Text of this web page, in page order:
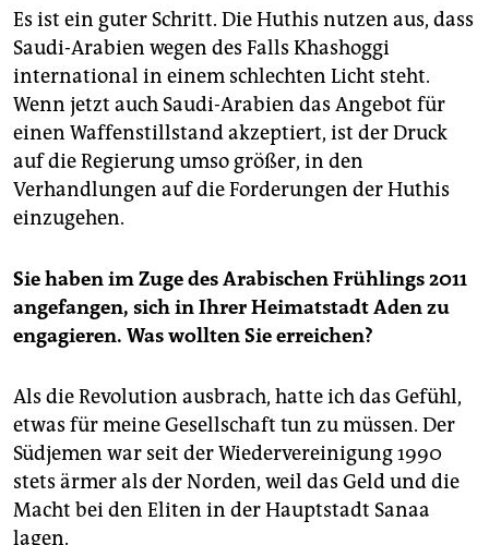
Es ist ein guter Schritt. Die Huthis nutzen aus, dass
Saudi-Arabien wegen des Falls Khashoggi
international in einem schlechten Licht steht.
Wenn jetzt auch Saudi-Arabien das Angebot für
einen Waffenstillstand akzeptiert, ist der Druck
auf die Regierung umso größer, in den
Verhandlungen auf die Forderungen der Huthis
einzugehen.
Sie haben im Zuge des Arabischen Frühlings 2011
angefangen, sich in Ihrer Heimatstadt Aden zu
engagieren. Was wollten Sie erreichen?
Als die Revolution ausbrach, hatte ich das Gefühl,
etwas für meine Gesellschaft tun zu müssen. Der
Südjemen war seit der Wiedervereinigung 1990
stets ärmer als der Norden, weil das Geld und die
Macht bei den Eliten in der Hauptstadt Sanaa
lagen.